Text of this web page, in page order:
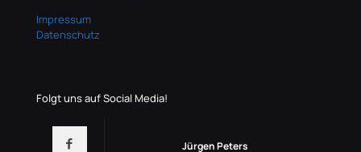
Impressum
Datenschutz
Folgt uns auf Social Media!
Jürgen Peters